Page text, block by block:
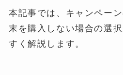
本記事では、キャンペー
末を購入しない場合の選
すく解説します。